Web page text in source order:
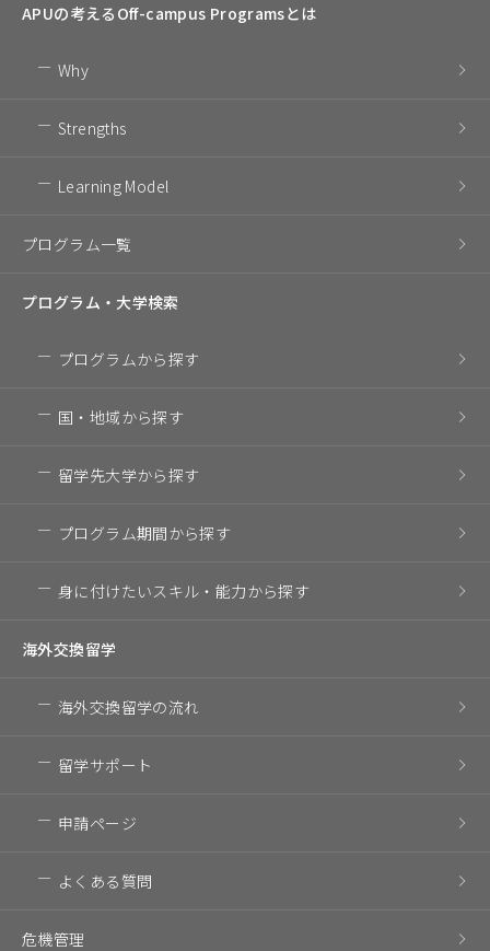
APUの考える Off-campus Programsとは
Why
Strengths
Learning Model
プログラム一覧
プログラム・大学検索
プログラムから探す
国・地域から探す
留学先大学から探す
プログラム期間から探す
身に付けたいスキル・ 能力から探す
海外交換留学
海外交換留学の流れ
留学サポート
申請ページ
よくある質問
危機管理